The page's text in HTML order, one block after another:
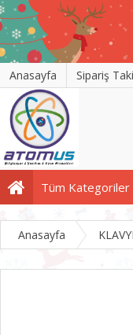
Anasayfa Sipariş
Tüm Kategoriler
Anasayfa